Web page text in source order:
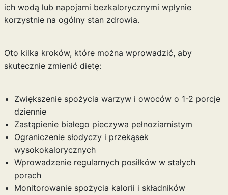
ich wodą lub napojami bezkalorycznymi wpłynie
korzystnie na ogólny stan zdrowia.
Oto kilka kroków, które można wprowadzić, aby
skutecznie zmienić dietę:
Zwiększenie spożycia warzyw i owoców o 1-2 porcje
dziennie
Zastąpienie białego pieczywa pełnoziarnistym
Ograniczenie słodyczy i przekąsek
wysokokalorycznych
Wprowadzenie regularnych posiłków w stałych
porach
Monitorowanie spożycia kalorii i składników